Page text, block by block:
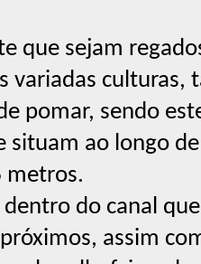
que sejam
variadas culturas,
pomar, sendo
situam ao longo
metros.
do canal
assim